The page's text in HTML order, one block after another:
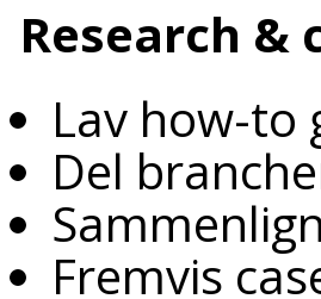
Research &
Lav how-to
Del
Fremvis